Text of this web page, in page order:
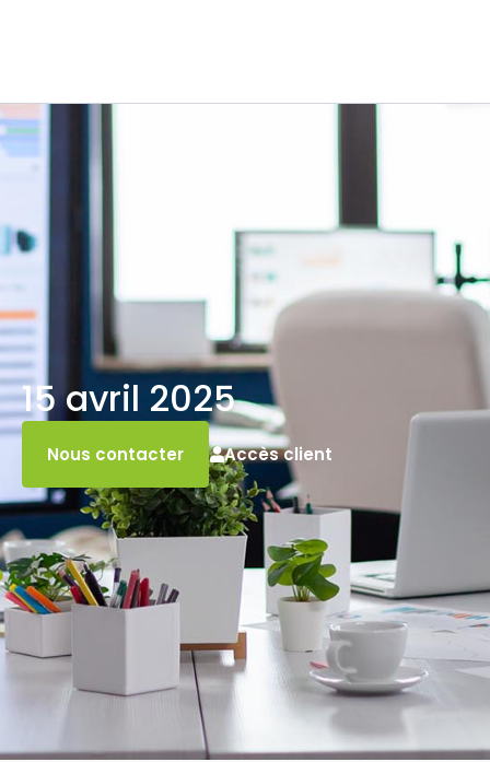
15 avril 2025
Nous contacter Accès client